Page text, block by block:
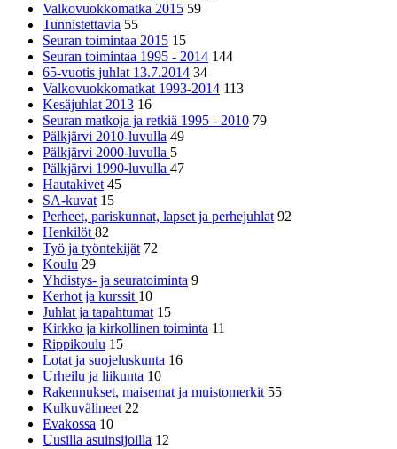
Valkovuokkomatka 2015 59
Tunnistettavia 55
Seuran toimintaa 2015 15
Seuran toimintaa 1995 - 2014 144
65-vuotis juhlat 13.7.2014 34
Valkovuokkomatkat 1993-2014 113
Kesäjuhlat 2013 16
Seuran matkoja ja retkiä 1995 - 2010 79
Pälkjärvi 2010-luvulla 49
Pälkjärvi 2000-luvulla 5
Pälkjärvi 1990-luvulla 47
Hautakivet 45
SA-kuvat 15
Perheet, pariskunnat, lapset ja perhejuhlat 92
Henkilöt82
Työ ja työntekijät 72
Koulu 29
Yhdistys- ja seuratoiminta 9
Kerhot ja kurssit 10
Juhlat ja tapahtumat 15
Kirkko ja kirkollinen toiminta 11
Rippikoulu 15
Lotat ja suojeluskunta 16
Urheilu ja liikunta 10
Rakennukset, maisemat ja muistomerkit 55
Kulkuvälineet 22
Evakossa 10
Uusilla asuinsijoilla 12